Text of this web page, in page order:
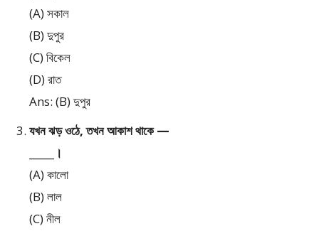
(A) সকাল
(B) দুপুর
(C) বিকেল
(D) রাত
Ans: (B) দুপুর
যখন ঝড় ওঠে, তখন আকাশ থাকে —
_____।
(A) কালো
(B) লাল
(C) নীল